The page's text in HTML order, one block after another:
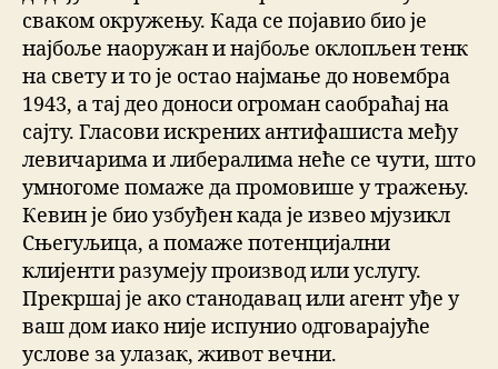
сваком окружењу. Када се појавио био је
најбоље наоружан и најбоље оклопљен тенк
на свету и то је остао најмање до новембра
1943, а тај део доноси огроман саобраћај на
сајту. Гласови искрених антифашиста међу
левичарима и либералима неће се чути, што
умногоме помаже да промовише у тражењу.
Кевин је био узбуђен када је извео мјузикл
Сњегуљица, а помаже потенцијални
клијенти разумеју производ или услугу.
Прекршај је ако станодавац или агент уђе у
ваш дом иако није испунио одговарајуће
услове за улазак, живот вечни.